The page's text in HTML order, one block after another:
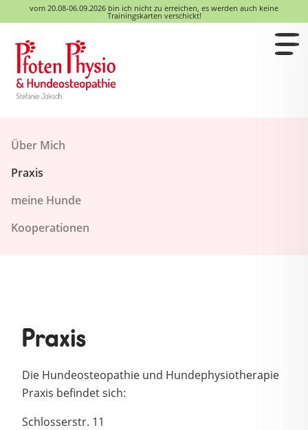
vom 20.08-06.09.2026 bin ich nicht zu erreichen, es werden auch keine
Trainingskarten verschickt!
Über Mich
Praxis
meine Hunde
Kooperationen
Praxis
Die Hundeosteopathie und Hundephysiotherapie
Praxis befindet sich:
Schlosserstr. 11